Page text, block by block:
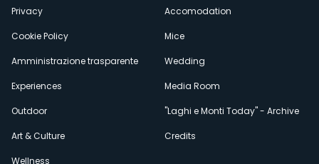
Privacy
Cookie Policy
Amministrazione trasparente
Experiences
Outdoor
Art & Culture
Wellness
Accomodation
Mice
Wedding
Media Room
"Laghi e Monti Today" - Archive
Credits